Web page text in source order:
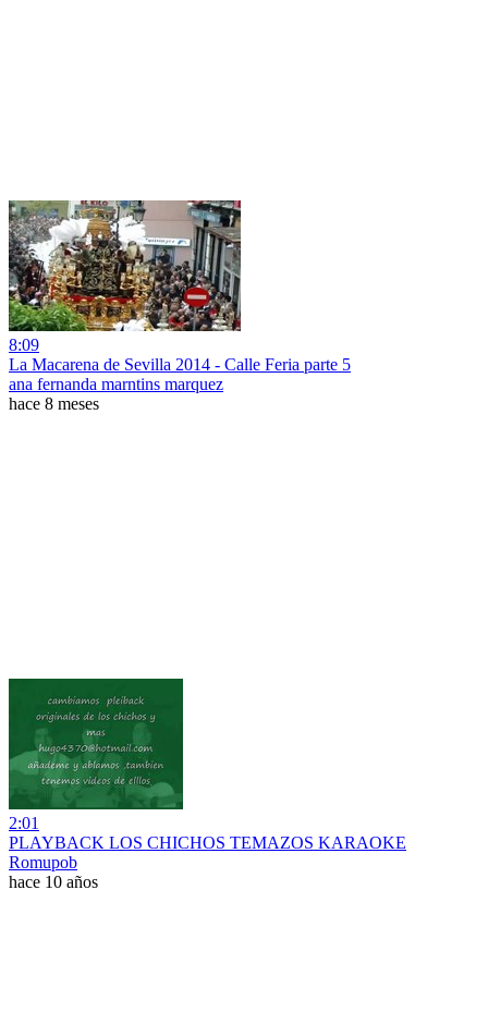
8:09
La Macarena de Sevilla 2014 - Calle Feria parte 5
ana fernanda marntins marquez
hace 8 meses
2:01
PLAYBACK LOS CHICHOS TEMAZOS KARAOKE
Romupob
hace 10 años